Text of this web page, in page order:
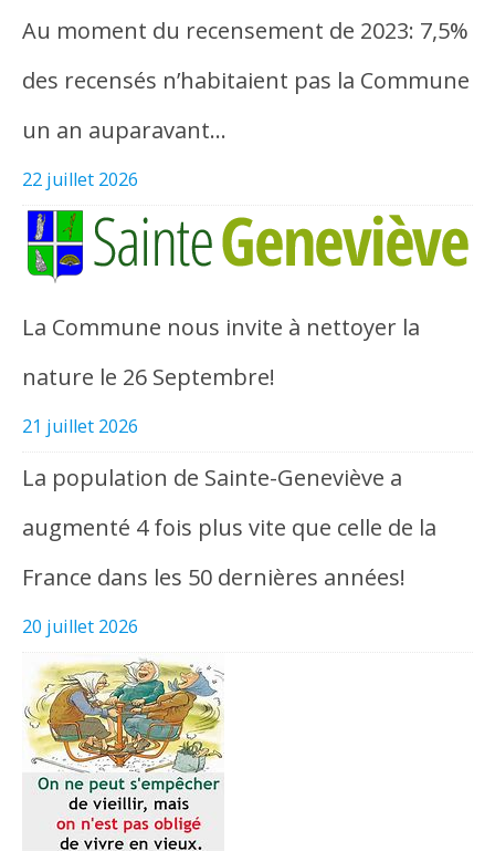
Au moment du recensement de 2023: 7,5%
des recensés n’habitaient pas la Commune
un an auparavant…
22 juillet 2026
La Commune nous invite à nettoyer la
nature le 26 Septembre!
21 juillet 2026
La population de Sainte-Geneviève a
augmenté 4 fois plus vite que celle de la
France dans les 50 dernières années!
20 juillet 2026